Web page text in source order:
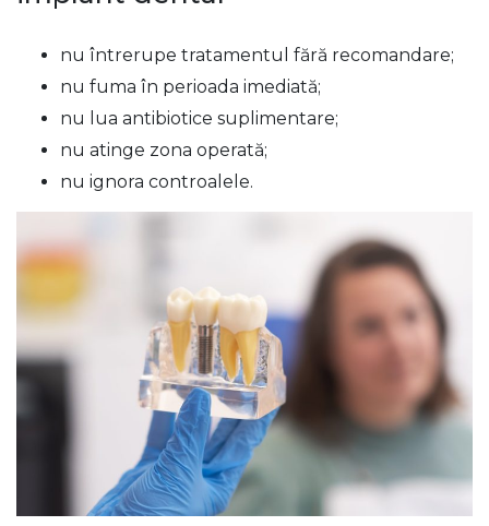
nu întrerupe tratamentul fără recomandare;
nu fuma în perioada imediată;
nu lua antibiotice suplimentare;
nu atinge zona operată;
nu ignora controalele.